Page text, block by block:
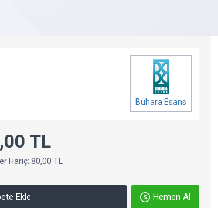
Buhara Esans
TL
Hariç: 80,00 TL
Ekle Hemen Al